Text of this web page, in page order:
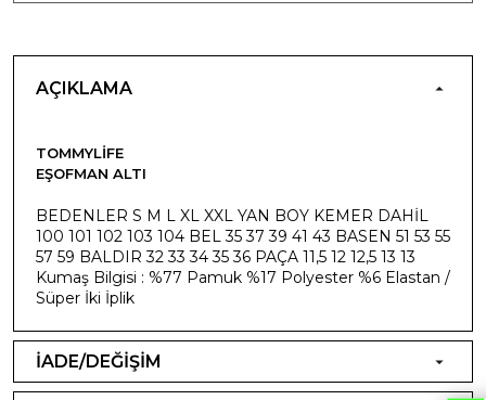
AÇIKLAMA
TOMMYLIFE
EŞOFMAN ALTI
BEDENLER S M L XL XXL YAN BOY KEMER DAHİL
100 101 102 103 104 BEL 35 37 39 41 43 BASEN 51 53 55
57 59 BALDIR 32 33 34 35 36 PAÇA 11,5 12 12,5 13 13
Kumaş Bilgisi : %77 Pamuk %17 Polyester %6 Elastan /
Süper İki İplik
İADE/DEĞİŞİM